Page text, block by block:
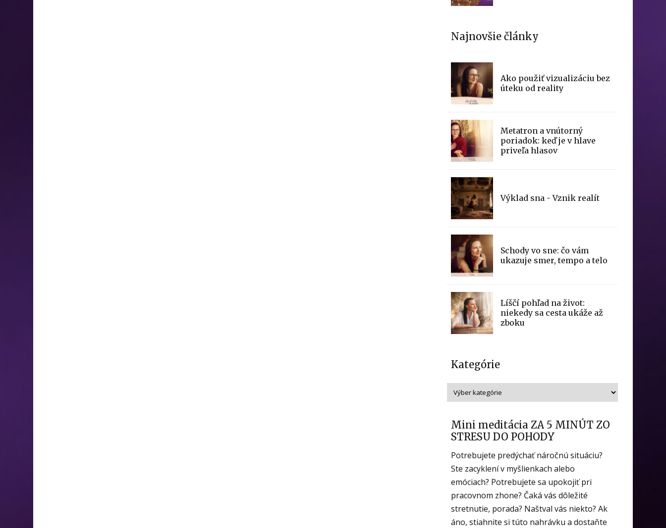
Najnovšie články
Ako použiť vizualizáciu bez
úteku od reality
Metatron a vnútorný
poriadok: keď je v hlave
priveľa hlasov
Výklad sna - Vznik realít
Schody vo sne: čo vám
ukazuje smer, tempo a telo
Líščí pohľad na život:
niekedy sa cesta ukáže až
zboku
Kategórie
Mini meditácia ZA 5 MINÚT ZO
STRESU DO POHODY
Potrebujete predýchať náročnú situáciu?
Ste zacyklení v myšlienkach alebo
emóciach? Potrebujete sa upokojiť pri
pracovnom zhone? Čaká vás dôležité
stretnutie, porada? Naštval vás niekto? Ak
áno, stiahnite si túto nahrávku a dostaňte